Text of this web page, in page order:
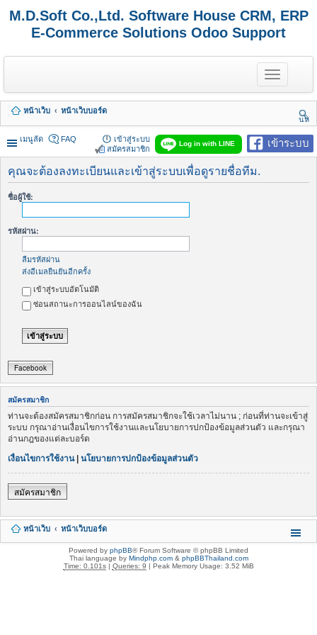
M.D.Soft Co.,Ltd. Software House CRM, ERP
E-Commerce Solutions Odoo Support
T
o
g
e
n
a
v
g
หน้าเว็บ
หน้าเว็บบอร์ด
นห
า
เมนูลัด
เข้าระบบ
Log in with LINE
FAQ
เข้าสู่ระบบ
สมัครสมาชิก
คุณจะต้องลงทะเบียนและเข้าสู่ระบบเพื่อดูรายชื่อทีม.
ชื่อผู้ใช้:
รหัสผ่าน:
ลืมรหัสผ่าน
ส่งอีเมลยืนยันอีกครั้ง
เข้าสู่ระบบอัตโนมัติ
ซ่อนสถานะการออนไลน์ของฉัน
Facebook
สมัครสมาชิก
ท่านจะต้องสมัครสมาชิกก่อน การสมัครสมาชิกจะใช้เวลาไม่นาน ; ก่อนที่ท่านจะเข้าสู่
ระบบ กรุณาอ่านเงื่อนไขการใช้งานและนโยบายการปกป้องข้อมูลส่วนตัว และกรุณา
อ่านกฎของแต่ละบอร์ด
เงื่อนไขการใช้งาน| นโยบายการปกป้องข้อมูลส่วนตัว
สมัครสมาชิก
หน้าเว็บ หน้าเว็บบอร์ด
Powered by phpBB® Forum Software © phpBB Limited
Thai language by Mindphp.com& phpBBThailand.com
Time: 0.101s| Queries: 9 | Peak Memory Usage: 3.52 MiB